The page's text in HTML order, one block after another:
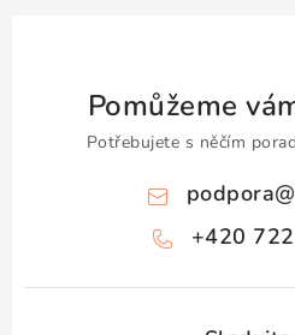
Pomůžeme
Potřebujete s něčím
podpora@
+420